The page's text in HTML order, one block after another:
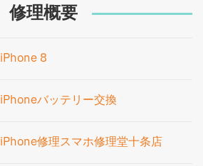
修理概要
iPhone 8
iPhoneバッテリー交換
iPhone修理スマホ修理堂十条店